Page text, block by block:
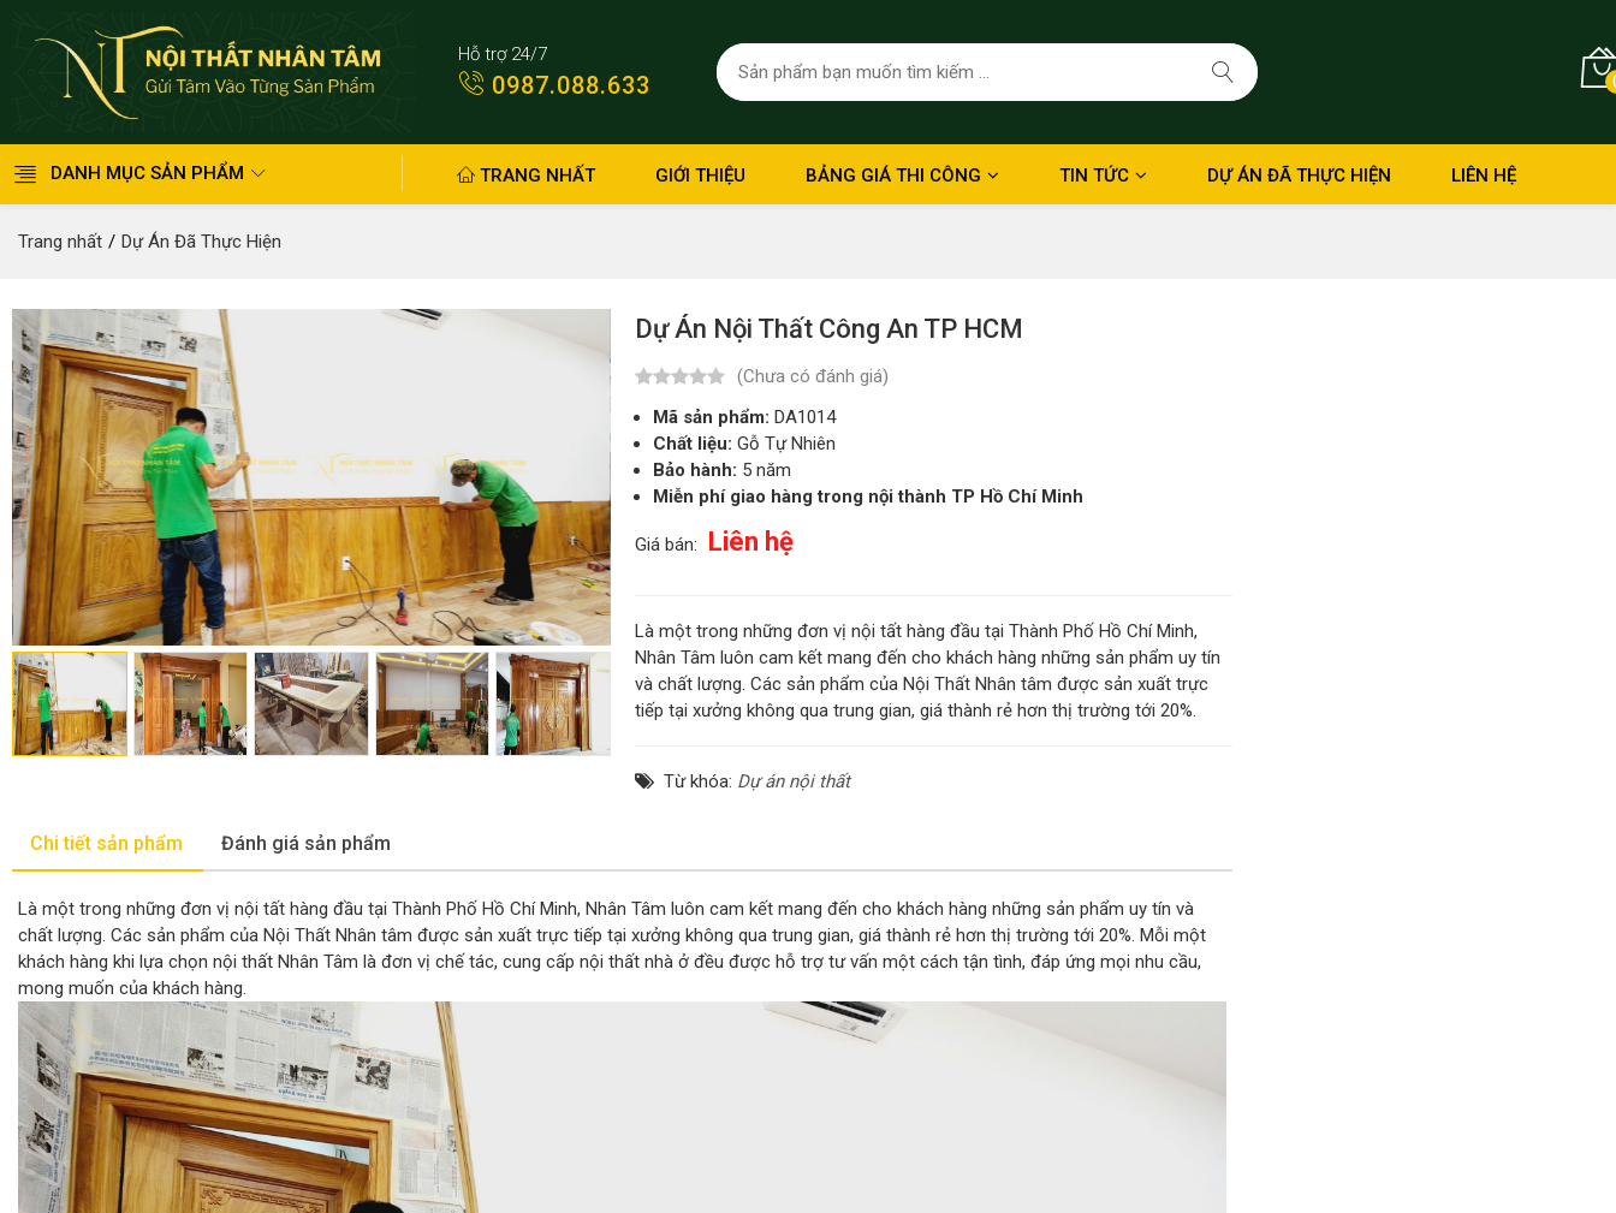
Hỗ trợ 24/7
0987.088.633
DANH MỤC SẢN PHẨM TRANG NHẤT GIỚI THIỆU BẢNG GIÁ THI CÔNG TIN TỨC DỰ ÁN ĐÃ THỰC HIỆN LIÊN HỆ
Trang nhất Dự Án Đã Thực Hiện
Dự Án Nội Thất Công An TP HCM
(Chưa có đánh giá)
Mã sản phẩm: DA1014
Chất liệu: Gỗ Tự Nhiên
Bảo hành: 5 năm
Miễn phí giao hàng trong nội thành TP Hồ Chí Minh
Giá bán: Liên hệ
Là một trong những đơn vị nội tất hàng đầu tại Thành Phố Hồ Chí Minh,
Nhân Tâm luôn cam kết mang đến cho khách hàng những sản phẩm uy tín
và chất lượng. Các sản phẩm của Nội Thất Nhân tâm được sản xuất trực
tiếp tại xưởng không qua trung gian, giá thành rẻ hơn thị trường tới 20%.
Từ khóa: Dự án nội thất
Chi tiết sản phẩm Đánh giá sản phẩm
Là một trong những đơn vị nội tất hàng đầu tại Thành Phố Hồ Chí Minh, Nhân Tâm luôn cam kết mang đến cho khách hàng những sản phẩm uy tín và
chất lượng. Các sản phẩm của Nội Thất Nhân tâm được sản xuất trực tiếp tại xưởng không qua trung gian, giá thành rẻ hơn thị trường tới 20%. Mỗi một
khách hàng khi lựa chọn nội thất Nhân Tâm là đơn vị chế tác, cung cấp nội thất nhà ở đều được hỗ trợ tư vấn một cách tận tình, đáp ứng mọi nhu cầu,
mong muốn của khách hàng.